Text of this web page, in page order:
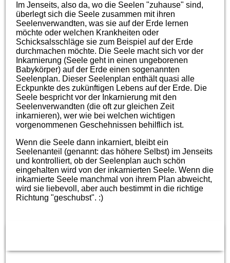
Im Jenseits, also da, wo die Seelen "zuhause" sind,
überlegt sich die Seele zusammen mit ihren
Seelenverwandten, was sie auf der Erde lernen
möchte oder welchen Krankheiten oder
Schicksalsschläge sie zum Beispiel auf der Erde
durchmachen möchte. Die Seele macht sich vor der
Inkarnierung (Seele geht in einen ungeborenen
Babykörper) auf der Erde einen sogenannten
Seelenplan. Dieser Seelenplan enthält quasi alle
Eckpunkte des zukünftigen Lebens auf der Erde. Die
Seele bespricht vor der Inkarnierung mit den
Seelenverwandten (die oft zur gleichen Zeit
inkarnieren), wer wie bei welchen wichtigen
vorgenommenen Geschehnissen behilflich ist.
Wenn die Seele dann inkarniert, bleibt ein
Seelenanteil (genannt: das höhere Selbst) im Jenseits
und kontrolliert, ob der Seelenplan auch schön
eingehalten wird von der inkarnierten Seele. Wenn die
inkarnierte Seele manchmal von ihrem Plan abweicht,
wird sie liebevoll, aber auch bestimmt in die richtige
Richtung "geschubst". :)